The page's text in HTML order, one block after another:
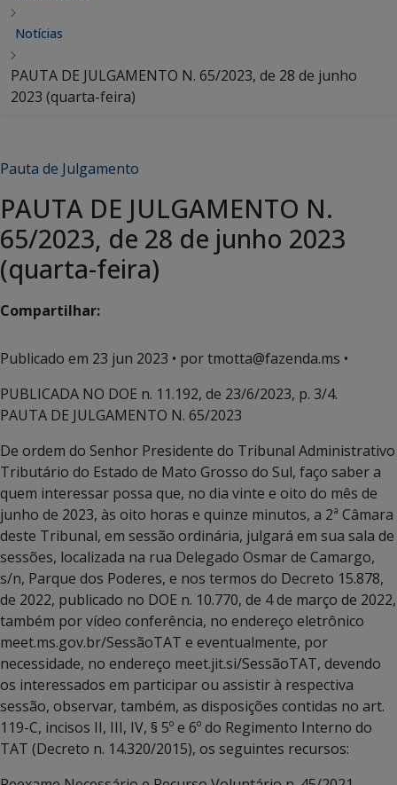
Notícias
PAUTA DE JULGAMENTO N. 65/2023, de 28 de junho
2023 (quarta-feira)
Pauta de Julgamento
PAUTA DE JULGAMENTO N.
65/2023, de 28 de junho 2023
(quarta-feira)
Compartilhar:
Publicado em 23 jun 2023 • por tmotta@fazenda.ms •
PUBLICADA NO DOE n. 11.192, de 23/6/2023, p. 3/4.
PAUTA DE JULGAMENTO N. 65/2023
De ordem do Senhor Presidente do Tribunal Administrativo
Tributário do Estado de Mato Grosso do Sul, faço saber a
quem interessar possa que, no dia vinte e oito do mês de
junho de 2023, às oito horas e quinze minutos, a 2ª Câmara
deste Tribunal, em sessão ordinária, julgará em sua sala de
sessões, localizada na rua Delegado Osmar de Camargo,
s/n, Parque dos Poderes, e nos termos do Decreto 15.878,
de 2022, publicado no DOE n. 10.770, de 4 de março de 2022,
também por vídeo conferência, no endereço eletrônico
meet.ms.gov.br/SessãoTAT e eventualmente, por
necessidade, no endereço meet.jit.si/SessãoTAT, devendo
os interessados em participar ou assistir à respectiva
sessão, observar, também, as disposições contidas no art.
119-C, incisos II, III, IV, § 5º e 6º do Regimento Interno do
TAT (Decreto n. 14.320/2015), os seguintes recursos: